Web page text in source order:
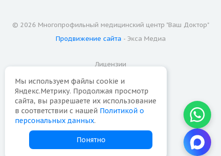
© 2026 Многопрофильный медицинский центр "Ваш Доктор"
Продвижение сайта - Экса Медиа
Лицензии
Надзорные органы
Карта сайта
Политика конфиденциальности
Мы используем файлы cookie и
Яндекс.Метрику. Продолжая просмотр
сайта, вы разрешаете их использование
в соответствии с нашей Политикой о
персональных данных.
Понятно